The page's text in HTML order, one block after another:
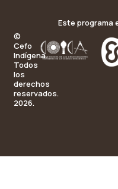
©
Cefo
Indígena.
Todos
los
derechos
reservados.
2026.
Este programa